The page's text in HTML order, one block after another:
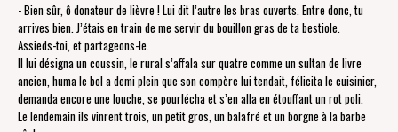
- Bien sûr, ô donateur de lièvre ! Lui dit l’autre les bras ouverts. Entre donc, tu
arrives bien. J’étais en train de me servir du bouillon gras de ta bestiole.
Assieds-toi, et partageons-le.
Il lui désigna un coussin, le rural s’affala sur quatre comme un sultan de livre
ancien, huma le bol a demi plein que son compère lui tendait, félicita le cuisinier,
demanda encore une louche, se pourlécha et s’en alla en étouffant un rot poli.
Le lendemain ils vinrent trois, un petit gros, un balafré et un borgne à la barbe